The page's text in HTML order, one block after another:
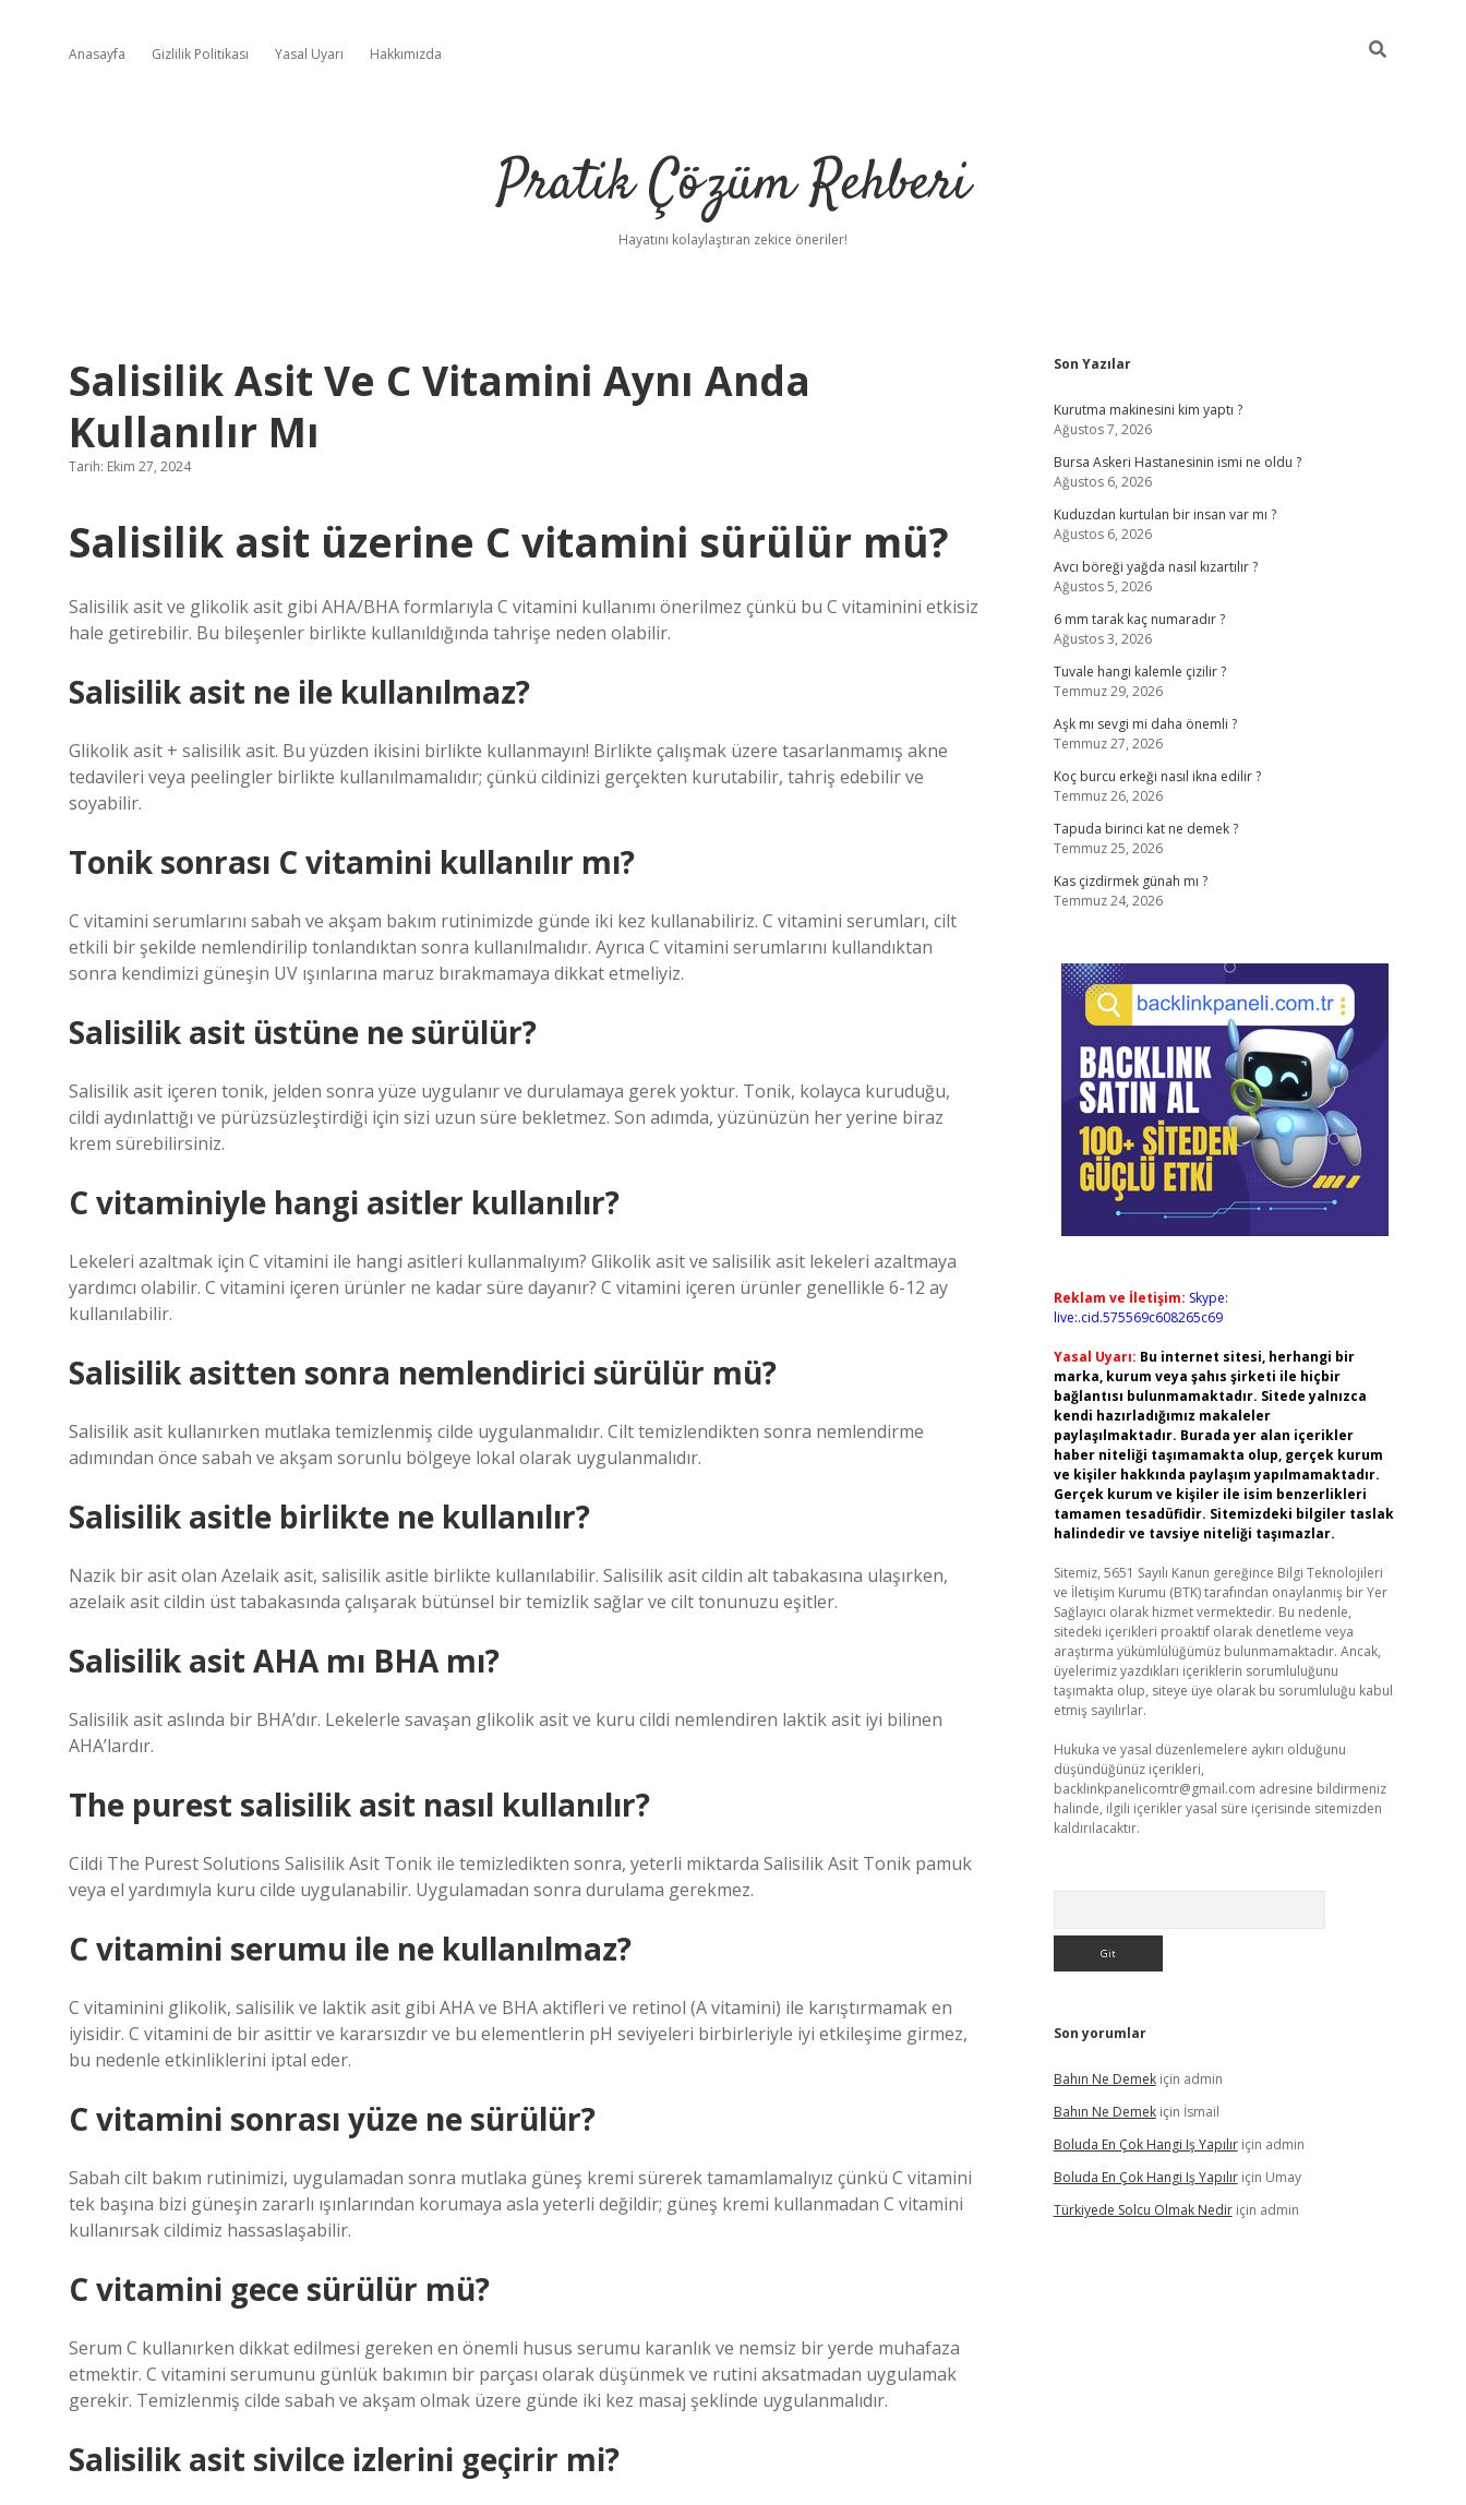
Anasayfa Gizlilik Politikası Yasal Uyarı Hakkımızda
Pratik Çözüm Rehberi
Hayatını kolaylaştıran zekice öneriler!
Salisilik Asit Ve C Vitamini Aynı Anda
Kullanılır Mı
Tarih: Ekim 27, 2024
Salisilik asit üzerine C vitamini sürülür mü?
Salisilik asit ve glikolik asit gibi AHA/BHA formlarıyla C vitamini kullanımı önerilmez çünkü bu C vitaminini etkisiz
hale getirebilir. Bu bileşenler birlikte kullanıldığında tahrişe neden olabilir.
Salisilik asit ne ile kullanılmaz?
Glikolik asit + salisilik asit. Bu yüzden ikisini birlikte kullanmayın! Birlikte çalışmak üzere tasarlanmamış akne
tedavileri veya peelingler birlikte kullanılmamalıdır; çünkü cildinizi gerçekten kurutabilir, tahriş edebilir ve
soyabilir.
Tonik sonrası C vitamini kullanılır mı?
C vitamini serumlarını sabah ve akşam bakım rutinimizde günde iki kez kullanabiliriz. C vitamini serumları, cilt
etkili bir şekilde nemlendirilip tonlandıktan sonra kullanılmalıdır. Ayrıca C vitamini serumlarını kullandıktan
sonra kendimizi güneşin UV ışınlarına maruz bırakmamaya dikkat etmeliyiz.
Salisilik asit üstüne ne sürülür?
Salisilik asit içeren tonik, jelden sonra yüze uygulanır ve durulamaya gerek yoktur. Tonik, kolayca kuruduğu,
cildi aydınlattığı ve pürüzsüzleştirdiği için sizi uzun süre bekletmez. Son adımda, yüzünüzün her yerine biraz
krem ​​sürebilirsiniz.
C vitaminiyle hangi asitler kullanılır?
Lekeleri azaltmak için C vitamini ile hangi asitleri kullanmalıyım? Glikolik asit ve salisilik asit lekeleri azaltmaya
yardımcı olabilir. C vitamini içeren ürünler ne kadar süre dayanır? C vitamini içeren ürünler genellikle 6-12 ay
kullanılabilir.
Salisilik asitten sonra nemlendirici sürülür mü?
Salisilik asit kullanırken mutlaka temizlenmiş cilde uygulanmalıdır. Cilt temizlendikten sonra nemlendirme
adımından önce sabah ve akşam sorunlu bölgeye lokal olarak uygulanmalıdır.
Salisilik asitle birlikte ne kullanılır?
Nazik bir asit olan Azelaik asit, salisilik asitle birlikte kullanılabilir. Salisilik asit cildin alt tabakasına ulaşırken,
azelaik asit cildin üst tabakasında çalışarak bütünsel bir temizlik sağlar ve cilt tonunuzu eşitler.
Salisilik asit AHA mı BHA mı?
Salisilik asit aslında bir BHA’dır. Lekelerle savaşan glikolik asit ve kuru cildi nemlendiren laktik asit iyi bilinen
AHA’lardır.
The purest salisilik asit nasıl kullanılır?
Cildi The Purest Solutions Salisilik Asit Tonik ile temizledikten sonra, yeterli miktarda Salisilik Asit Tonik pamuk
veya el yardımıyla kuru cilde uygulanabilir. Uygulamadan sonra durulama gerekmez.
C vitamini serumu ile ne kullanılmaz?
C vitaminini glikolik, salisilik ve laktik asit gibi AHA ve BHA aktifleri ve retinol (A vitamini) ile karıştırmamak en
iyisidir. C vitamini de bir asittir ve kararsızdır ve bu elementlerin pH seviyeleri birbirleriyle iyi etkileşime girmez,
bu nedenle etkinliklerini iptal eder.
C vitamini sonrası yüze ne sürülür?
Sabah cilt bakım rutinimizi, uygulamadan sonra mutlaka güneş kremi sürerek tamamlamalıyız çünkü C vitamini
tek başına bizi güneşin zararlı ışınlarından korumaya asla yeterli değildir; güneş kremi kullanmadan C vitamini
kullanırsak cildimiz hassaslaşabilir.
C vitamini gece sürülür mü?
Serum C kullanırken dikkat edilmesi gereken en önemli husus serumu karanlık ve nemsiz bir yerde muhafaza
etmektir. C vitamini serumunu günlük bakımın bir parçası olarak düşünmek ve rutini aksatmadan uygulamak
gerekir. Temizlenmiş cilde sabah ve akşam olmak üzere günde iki kez masaj şeklinde uygulanmalıdır.
Salisilik asit sivilce izlerini geçirir mi?
Sidebar
Son Yazılar
Kurutma makinesini kim yaptı ?
Ağustos 7, 2026
Bursa Askeri Hastanesinin ismi ne oldu ?
Ağustos 6, 2026
Kuduzdan kurtulan bir insan var mı ?
Ağustos 6, 2026
Avcı böreği yağda nasıl kızartılır ?
Ağustos 5, 2026
6 mm tarak kaç numaradır ?
Ağustos 3, 2026
Tuvale hangi kalemle çizilir ?
Temmuz 29, 2026
Aşk mı sevgi mi daha önemli ?
Temmuz 27, 2026
Koç burcu erkeği nasıl ikna edilir ?
Temmuz 26, 2026
Tapuda birinci kat ne demek ?
Temmuz 25, 2026
Kas çizdirmek günah mı ?
Temmuz 24, 2026
Reklam ve İletişim: Skype:
live:.cid.575569c608265c69
Yasal Uyarı: Bu internet sitesi, herhangi bir
marka, kurum veya şahıs şirketi ile hiçbir
bağlantısı bulunmamaktadır. Sitede yalnızca
kendi hazırladığımız makaleler
paylaşılmaktadır. Burada yer alan içerikler
haber niteliği taşımamakta olup, gerçek kurum
ve kişiler hakkında paylaşım yapılmamaktadır.
Gerçek kurum ve kişiler ile isim benzerlikleri
tamamen tesadüfidir. Sitemizdeki bilgiler taslak
halindedir ve tavsiye niteliği taşımazlar.
Sitemiz, 5651 Sayılı Kanun gereğince Bilgi Teknolojileri
ve İletişim Kurumu (BTK) tarafından onaylanmış bir Yer
Sağlayıcı olarak hizmet vermektedir. Bu nedenle,
sitedeki içerikleri proaktif olarak denetleme veya
araştırma yükümlülüğümüz bulunmamaktadır. Ancak,
üyelerimiz yazdıkları içeriklerin sorumluluğunu
taşımakta olup, siteye üye olarak bu sorumluluğu kabul
etmiş sayılırlar.
Hukuka ve yasal düzenlemelere aykırı olduğunu
düşündüğünüz içerikleri,
backlinkpanelicomtr@gmail.com adresine bildirmeniz
halinde, ilgili içerikler yasal süre içerisinde sitemizden
kaldırılacaktır.
Son yorumlar
Bahın Ne Demekiçin admin
Bahın Ne Demekiçin İsmail
Boluda En Çok Hangi Iş Yapılıriçin admin
Boluda En Çok Hangi Iş Yapılıriçin Umay
Türkiyede Solcu Olmak Nediriçin admin